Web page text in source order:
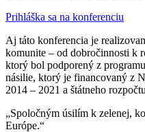
Prihláška sa na konferenciu
Aj táto konferencia je
komunite – od dobročinnosti k
ktorý bol podporený z
násilie, ktorý je financovaný z
2014 – 2021 a štátneho
„Spoločným úsilím k zelenej,
Európe.“